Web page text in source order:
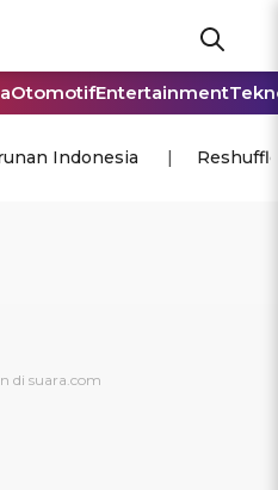
OtomotifEntertainment
Indonesia